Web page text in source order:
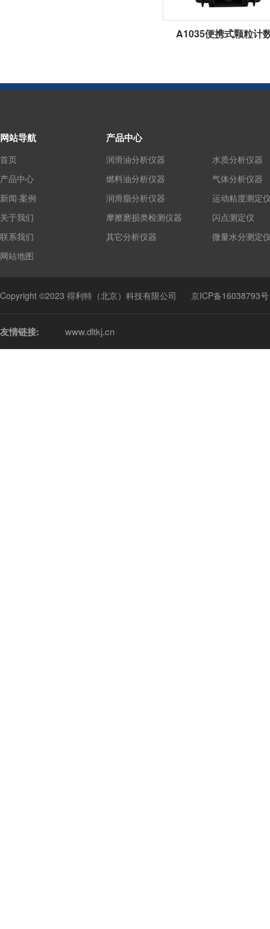
A1035便携式颗粒计
网站导航
首页
产品中心
新闻·案例
关于我们
联系我们
网站地图
产品中心
润滑油分析仪器
燃料油分析仪器
润滑脂分析仪器
摩擦磨损类检测仪器
其它分析仪器
水质分析仪器
气体分析仪器
运动粘度测定
闪点测定仪
微量水分测定
Copyright ©2023 得利特（北京）科技有限公司 京ICP备16038793号
友情链接: www.dltkj.cn